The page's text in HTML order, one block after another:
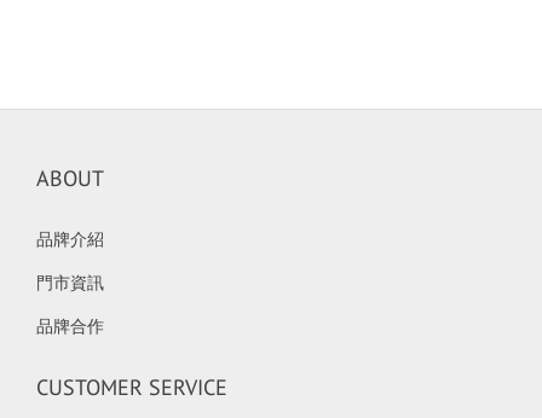
ABOUT
品牌介紹
門市資訊
品牌合作
CUSTOMER SERVICE